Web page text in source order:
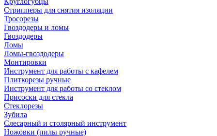
Стрипперы для снятия изоляции
Тросорезы
Гвоздодеры и ломы
Гвоздодеры
Ломы
Ломы-гвоздодеры
Монтировки
Инструмент для работы с кафелем
Плиткорезы ручные
Инструмент для работы со стеклом
Присоски для стекла
Стеклорезы
Зубила
Слесарный и столярный инструмент
Ножовки (пилы ручные)